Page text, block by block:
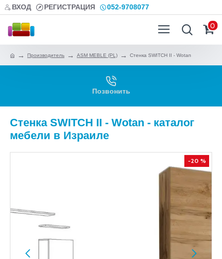
ВХОД РЕГИСТРАЦИЯ 052-9708077
0
Производитель ASM MEBLE (PL) Стенка SWITCH II - Wotan
Позвонить
Стенка SWITCH II - Wotan - каталог
мебели в Израиле
-20 %